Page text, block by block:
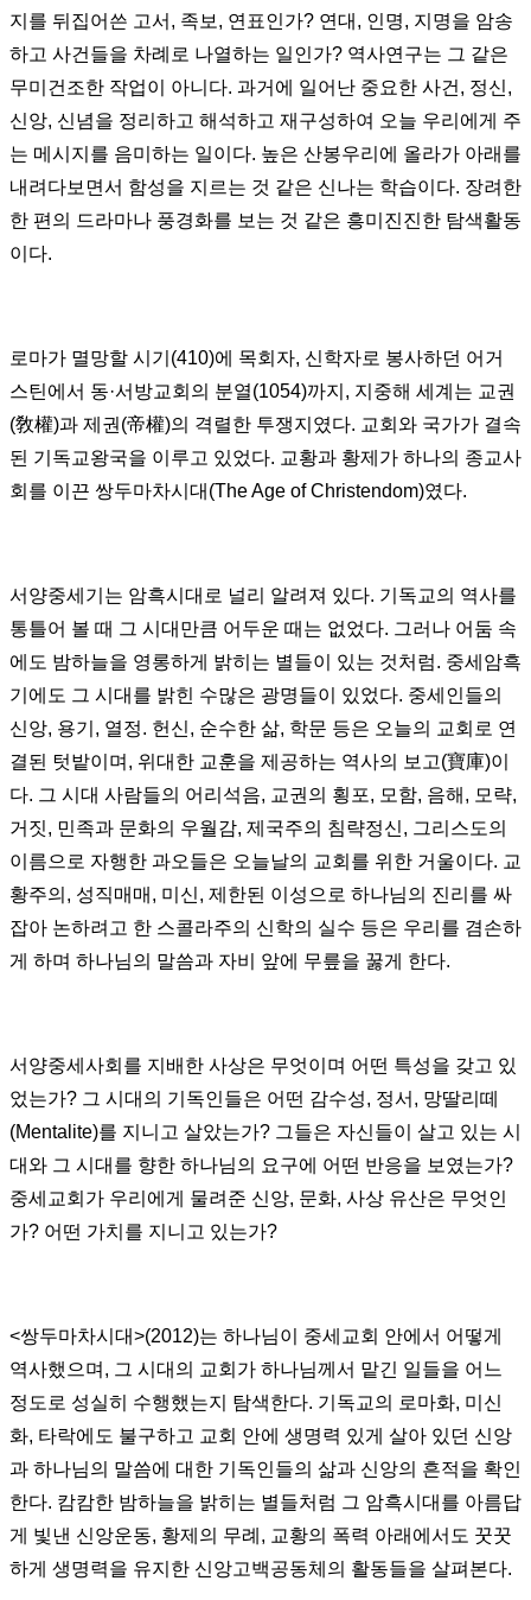
지를 뒤집어쓴 고서 , 족보, 연표인가? 연대 , 인명, 지명을 암송
하고 사건들을 차례로 나열하는 일인가? 역사연구는 그 같은
무미건조한 작업이 아니다. 과거에 일어난 중요한 사건, 정신,
신앙, 신념을 정리하고 해석하고 재구성하여 오늘 우리에게 주
는 메시지를 음미하는 일이다. 높은 산봉우리에 올라가 아래를
내려다보면서 함성을 지르는 것 같은 신나는 학습이다. 장려한
한 편의 드라마나 풍경화를 보는 것 같은 흥미진진한 탐색활동
이다.
로마가 멸망할 시기 (410)에 목회자, 신학자로 봉사하던 어거
스틴에서 동·서방교회의 분열(1054)까지 , 지중해 세계는 교권
(敎權)과 제권(帝權)의 격렬한 투쟁지였다. 교회와 국가가 결속
된 기독교왕국을 이루고 있었다. 교황과 황제가 하나의 종교사
회를 이끈 쌍두마차시대 (The Age of Christendom)였다.
서양중세기는 암흑시대로 널리 알려져 있다. 기독교의 역사를
통틀어 볼 때 그 시대만큼 어두운 때는 없었다. 그러나 어둠 속
에도 밤하늘을 영롱하게 밝히는 별들이 있는 것처럼. 중세암흑
기에도 그 시대를 밝힌 수많은 광명들이 있었다. 중세인들의
신앙, 용기 , 열정. 헌신, 순수한 삶, 학문 등은 오늘의 교회로 연
결된 텃밭이며 , 위대한 교훈을 제공하는 역사의 보고(寶庫)이
다. 그 시대 사람들의 어리석음, 교권의 횡포, 모함, 음해 , 모략,
거짓, 민족과 문화의 우월감, 제국주의 침략정신, 그리스도의
이름으로 자행한 과오들은 오늘날의 교회를 위한 거울이다. 교
황주의 , 성직매매 , 미신, 제한된 이성으로 하나님의 진리를 싸
잡아 논하려고 한 스콜라주의 신학의 실수 등은 우리를 겸손하
게 하며 하나님의 말씀과 자비 앞에 무릎을 꿇게 한다.
서양중세사회를 지배한 사상은 무엇이며 어떤 특성을 갖고 있
었는가? 그 시대의 기독인들은 어떤 감수성, 정서 , 망딸리떼
(Mentalite)를 지니고 살았는가? 그들은 자신들이 살고 있는 시
대와 그 시대를 향한 하나님의 요구에 어떤 반응을 보였는가?
중세교회가 우리에게 물려준 신앙, 문화, 사상 유산은 무엇인
가? 어떤 가치를 지니고 있는가?
<쌍두마차시대>(2012)는 하나님이 중세교회 안에서 어떻게
역사했으며 , 그 시대의 교회가 하나님께서 맡긴 일들을 어느
정도로 성실히 수행했는지 탐색한다. 기독교의 로마화, 미신
화, 타락에도 불구하고 교회 안에 생명력 있게 살아 있던 신앙
과 하나님의 말씀에 대한 기독인들의 삶과 신앙의 흔적을 확인
한다. 캄캄한 밤하늘을 밝히는 별들처럼 그 암흑시대를 아름답
게 빛낸 신앙운동, 황제의 무례 , 교황의 폭력 아래에서도 꿋꿋
하게 생명력을 유지한 신앙고백공동체의 활동들을 살펴본다.